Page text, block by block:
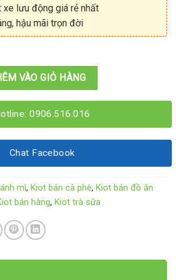
lưu động giá rẻ nhất
hậu mãi trọn đời
2Mx1M6x2M15 số lượng
VÀO GIỎ HÀNG
0906.516.016
Chat Facebook
mì, Kiot bán cà phê, Kiot bán đồ ăn
bán hàng, Kiot trà sữa